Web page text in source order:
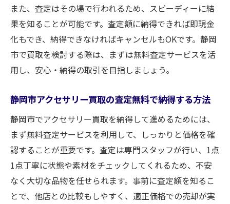
また、査定はその場で行われるため、スピーディーに結
果を知ることが可能です。査定額に納得できれば即現金
化もでき、納得できなければキャンセルもOKです。静岡
市で買取を検討する際は、まずは無料査定サービスを活
用し、安心・納得の取引を目指しましょう。
静岡市アクセサリー買取の査定無料で納得する方法
静岡市でアクセサリー買取を納得して進めるためには、
まず無料査定サービスを利用して、しっかりと価格を確
認することが重要です。査定は専門スタッフが行い、1点
1点丁寧に状態や素材をチェックしてくれるため、不安
なく大切な品物を任せられます。事前に査定額を知るこ
とで、他店との比較もしやすく、適正価格での売却が実